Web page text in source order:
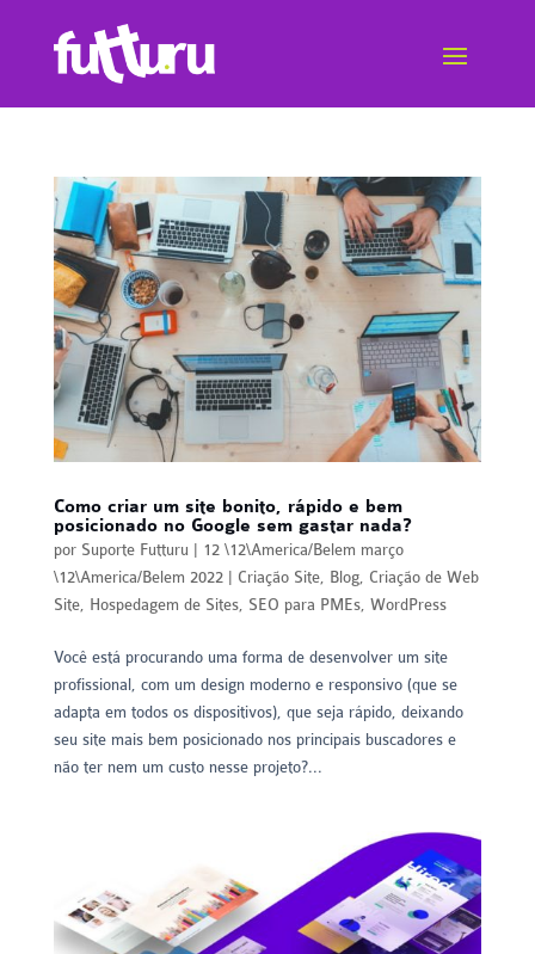
Como criar um site bonito, rápido e bem
posicionado no Google sem gastar nada?
por Suporte Futturu
12 \12\America/Belem março
\12\America/Belem 2022| Criação Site, Blog, Criação de Web
Site, Hospedagem de Sites, SEO para PMEs, WordPress
Você está procurando uma forma de desenvolver um site
profissional, com um design moderno e responsivo (que se
adapta em todos os dispositivos), que seja rápido, deixando
seu site mais bem posicionado nos principais buscadores e
não ter nem um custo nesse projeto?...